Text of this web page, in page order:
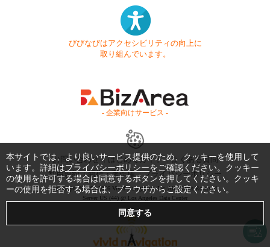
びびなびはアクセシビリティの向上に
取り組んでいます。
- 企業向けサービス -
お問い合わせ はじめてガイド
よくある質問
利用規約
商標・著作権 プライバシーポリシー
Copyright © 1999-2026 Vivid Navigation, Inc. All Rights Reserved.
Server US (44) @ Los Angeles Data Center
本サイトでは、より良いサービス提供のため、クッキーを使用して
います。詳細はプライバシーポリシーをご確認ください。クッキー
の使用を許可する場合は同意するボタンを押してください。クッキ
ーの使用を拒否する場合は、ブラウザからご設定ください。